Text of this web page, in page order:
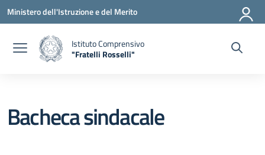
Vai ai contenuti
Vai al menu di navigazione
Vai al footer
Ministero dell'Istruzione e del Merito
Istituto Comprensivo
"Fratelli Rosselli"
Bacheca sindacale